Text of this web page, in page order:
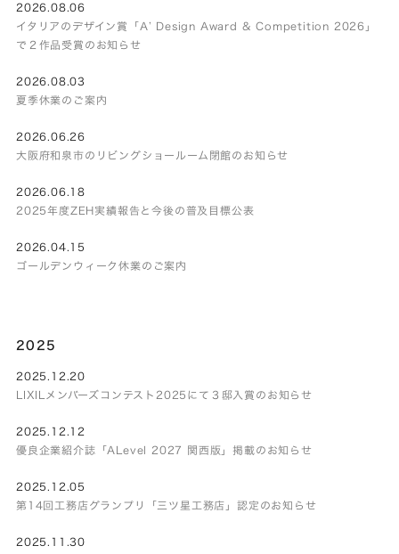
2026.08.06
イタリアのデザイン賞「A’ Design Award & Competition 2026」
で２作品受賞のお知らせ
2026.08.03
夏季休業のご案内
2026.06.26
大阪府和泉市のリビングショールーム閉館のお知らせ
2026.06.18
2025年度ZEH実績報告と今後の普及目標公表
2026.04.15
ゴールデンウィーク休業のご案内
2025
2025.12.20
LIXILメンバーズコンテスト2025にて３邸入賞のお知らせ
2025.12.12
優良企業紹介誌「ALevel 2027 関西版」掲載のお知らせ
2025.12.05
第14回工務店グランプリ「三ツ星工務店」認定のお知らせ
2025.11.30